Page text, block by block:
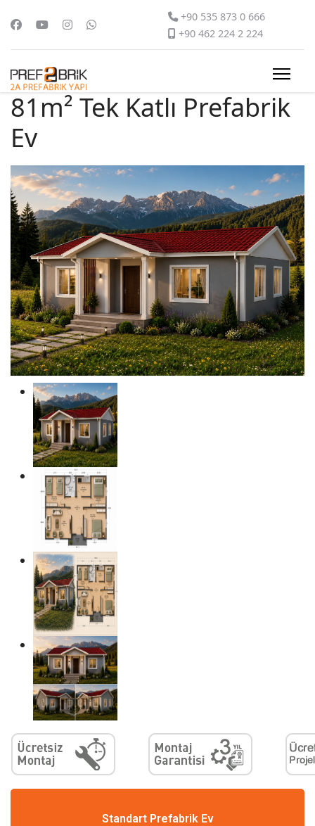
+90 535 873 0 666
+90 462 224 2 224
81m² Tek Katlı Prefabrik
Ev
Standart Prefabrik Ev